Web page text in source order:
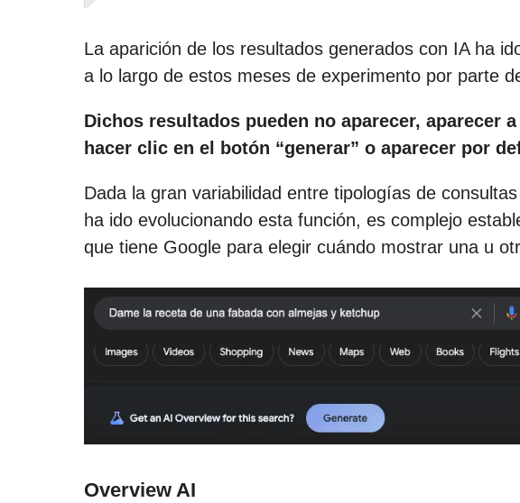
La aparición de los resultados generados con IA ha
a lo largo de estos meses de experimento por parte
Dichos resultados pueden no aparecer, aparecer
hacer clic en el botón “generar” o aparecer por
Dada la gran variabilidad entre tipologías de
ha ido evolucionando esta función, es complejo
que tiene Google para elegir cuándo mostrar una u
Overview AI